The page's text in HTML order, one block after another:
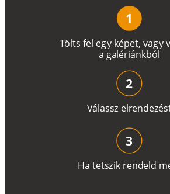
Tölts fel egy képet, vagy
a galériánkból
1
Válassz elrendezés
2
Ha tetszik rendeld m
3